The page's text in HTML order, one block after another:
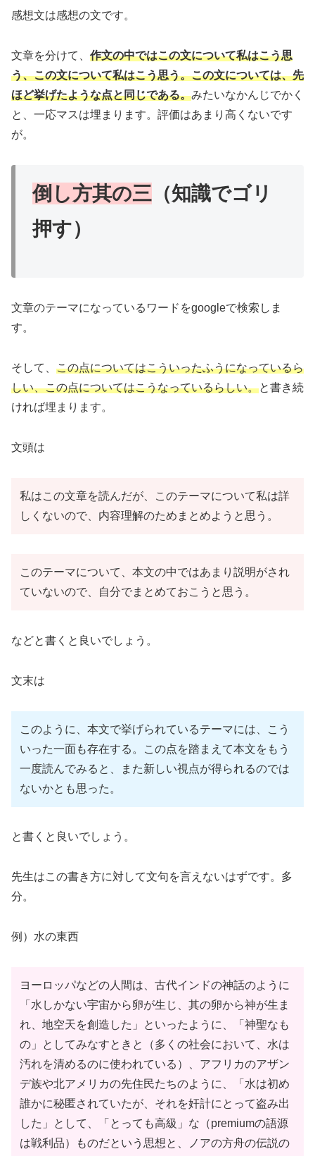
感想文は感想の文です。
文章を分けて、 作文の中ではこの文について私はこう思
う、この文について私はこう思う。この文については、先
ほど挙げたような点と同じである。みたいなかんじでかく
と、一応マスは埋まります。評価はあまり高くないです
が。
倒し方其の三 （知識でゴリ
押す）
文章のテーマになっているワードをgoogleで検索しま
す。
そして、 この点についてはこういったふうになっているら
しい、この点についてはこうなっているらしい。と書き続
ければ埋まります。
文頭は
私はこの文章を読んだが、このテーマについて私は詳
しくないので、内容理解のためまとめようと思う。
このテーマについて、本文の中ではあまり説明がされ
ていないので、自分でまとめておこうと思う。
などと書くと良いでしょう。
文末は
このように、本文で挙げられているテーマには、こう
いった一面も存在する。この点を踏まえて本文をもう
一度読んでみると、また新しい視点が得られるのでは
ないかとも思った。
と書くと良いでしょう。
先生はこの書き方に対して文句を言えないはずです。多
分。
例）水の東西
ヨーロッパなどの人間は、古代インドの神話のように
「水しかない宇宙から卵が生じ、其の卵から神が生ま
れ、地空天を創造した」といったように、「神聖なも
の」としてみなすときと（多くの社会において、水は
汚れを清めるのに使われている）、アフリカのアザン
デ族や北アメリカの先住民たちのように、「水は初め
誰かに秘匿されていたが、それを奸計にとって盗み出
した」として、「とっても高級」な（premiumの語源
は戦利品）ものだという思想と、ノアの方舟の伝説の